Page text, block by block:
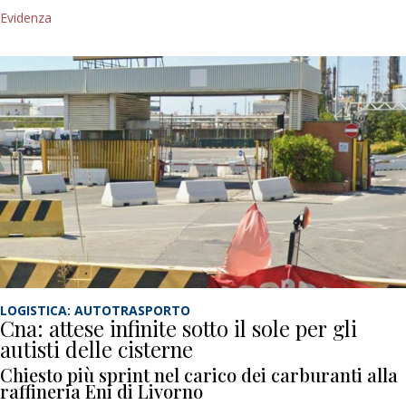
Evidenza
LOGISTICA: AUTOTRASPORTO
Cna: attese infinite sotto il sole per gli
autisti delle cisterne
Chiesto più sprint nel carico dei carburanti alla
raffineria Eni di Livorno